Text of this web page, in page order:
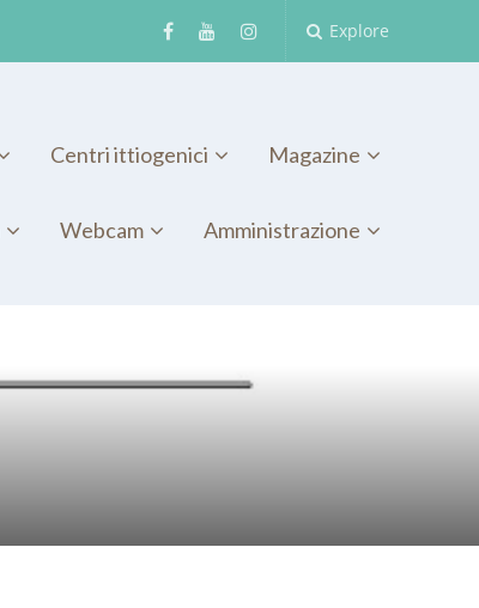
Explore
Centri ittiogenici Magazine
Webcam Amministrazione